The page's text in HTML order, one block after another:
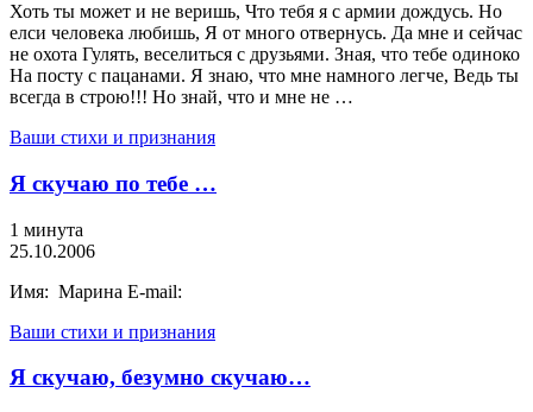
Хоть ты может и не веришь, Что тебя я с армии дождусь. Но
елси человека любишь, Я от много отвернусь. Да мне и сейчас
не охота Гулять, веселиться с друзьями. Зная, что тебе одиноко
На посту с пацанами. Я знаю, что мне намного легче, Ведь ты
всегда в строю!!! Но знай, что и мне не …
Ваши стихи и признания
Я скучаю по тебе …
1 минута
25.10.2006
Имя: Марина E-mail:
Ваши стихи и признания
Я скучаю, безумно скучаю…